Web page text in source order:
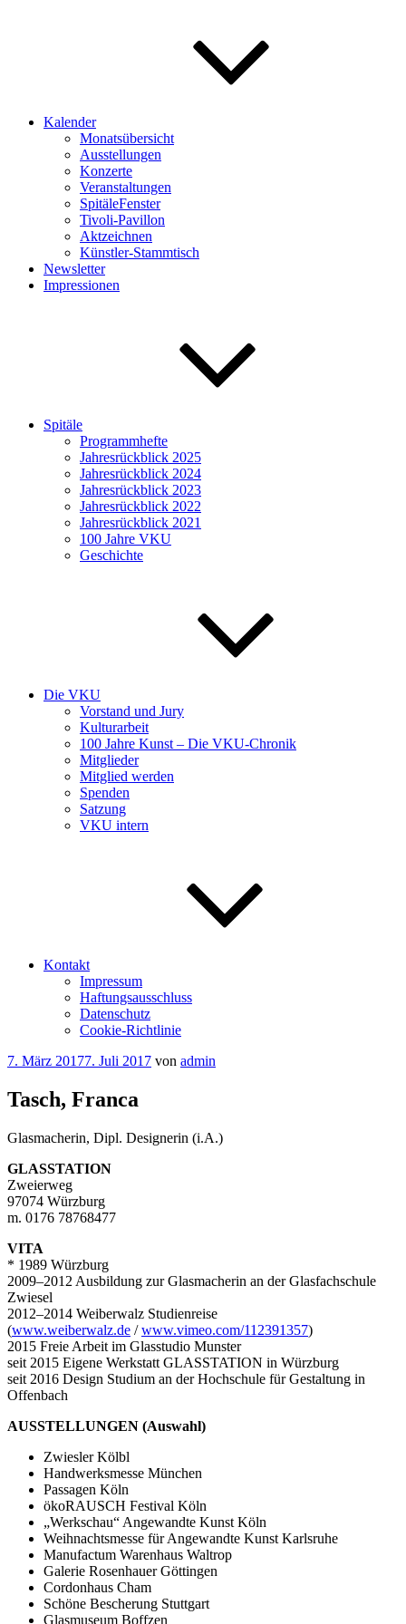
Kalender
Monatsübersicht
Ausstellungen
Konzerte
Veranstaltungen
SpitäleFenster
Tivoli-Pavillon
Aktzeichnen
Künstler-Stammtisch
Newsletter
Impressionen
Spitäle
Programmhefte
Jahresrückblick 2025
Jahresrückblick 2024
Jahresrückblick 2023
Jahresrückblick 2022
Jahresrückblick 2021
100 Jahre VKU
Geschichte
Die VKU
Vorstand und Jury
Kulturarbeit
100 Jahre Kunst – Die VKU-Chronik
Mitglieder
Mitglied werden
Spenden
Satzung
VKU intern
Kontakt
Impressum
Haftungsausschluss
Datenschutz
Cookie-Richtlinie
Veröffentlicht
7. März 20177. Juli 2017 von admin
Tasch, Franca
Glasmacherin, Dipl. Designerin (i.A.)
GLASSTATION
Zweierweg
97074 Würzburg
m. 0176 78768477
VITA
* 1989 Würzburg
2009–2012 Ausbildung zur Glasmacherin an der Glasfachschule
Zwiesel
2012–2014 Weiberwalz Studienreise
(www.weiberwalz.de /www.vimeo.com/112391357)
2015 Freie Arbeit im Glasstudio Munster
seit 2015 Eigene Werkstatt GLASSTATION in Würzburg
seit 2016 Design Studium an der Hochschule für Gestaltung in
Offenbach
AUSSTELLUNGEN (Auswahl)
Zwiesler Kölbl
Handwerksmesse München
Passagen Köln
ökoRAUSCH Festival Köln
„Werkschau“ Angewandte Kunst Köln
Weihnachtsmesse für Angewandte Kunst Karlsruhe
Manufactum Warenhaus Waltrop
Galerie Rosenhauer Göttingen
Cordonhaus Cham
Schöne Bescherung Stuttgart
Glasmuseum Boffzen